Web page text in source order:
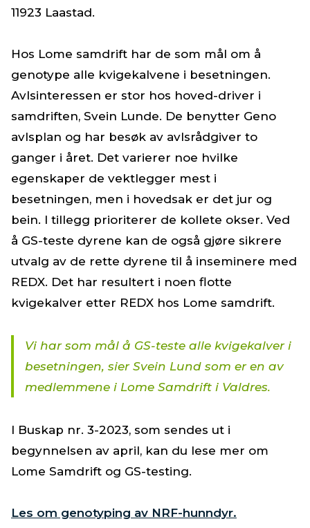
11923 Laastad.
Hos Lome samdrift har de som mål om å
genotype alle kvigekalvene i besetningen.
Avlsinteressen er stor hos hoved-driver i
samdriften, Svein Lunde. De benytter Geno
avlsplan og har besøk av avlsrådgiver to
ganger i året. Det varierer noe hvilke
egenskaper de vektlegger mest i
besetningen, men i hovedsak er det jur og
bein. I tillegg prioriterer de kollete okser. Ved
å GS-teste dyrene kan de også gjøre sikrere
utvalg av de rette dyrene til å inseminere med
REDX. Det har resultert i noen flotte
kvigekalver etter REDX hos Lome samdrift.
Vi har som mål å GS-teste alle kvigekalver i
besetningen, sier Svein Lund som er en av
medlemmene i Lome Samdrift i Valdres.
I Buskap nr. 3-2023, som sendes ut i
begynnelsen av april, kan du lese mer om
Lome Samdrift og GS-testing.
Les om genotyping av NRF-hunndyr.